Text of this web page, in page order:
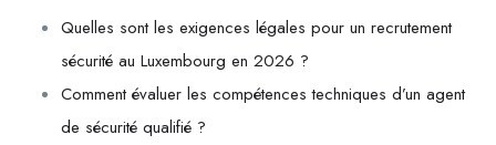
Quelles sont les exigences légales pour un recrutement
sécurité au Luxembourg en 2026 ?
Comment évaluer les compétences techniques d’un agent
de sécurité qualifié ?